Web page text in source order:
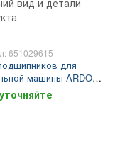
651029615
для
машины ARDO